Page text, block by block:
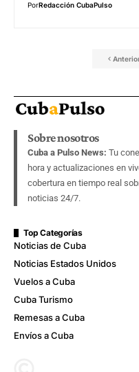
PorRedacción CubaPulso
Sobre nosotros
Cuba a Pulso News: Tu
hora y actualizaciones en
cobertura en tiempo real
noticias 24/7.
Top Categorías
Noticias de Cuba
Noticias Estados Unidos
Vuelos a Cuba
Cuba Turismo
Remesas a Cuba
Envíos a Cuba